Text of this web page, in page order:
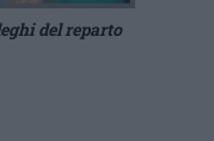
del reparto